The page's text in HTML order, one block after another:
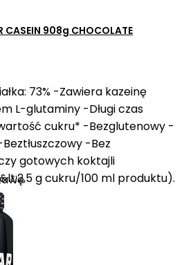
CASEIN 908g CHOCOLATE
73% -Zawiera kazeinę
L-glutaminy -Długi czas
cukru* -Bezglutenowy -
-Bez
gotowych koktajli
g cukru/100 ml produktu).